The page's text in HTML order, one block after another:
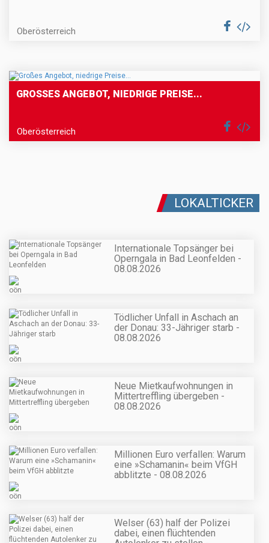
Oberösterreich
GROSSES ANGEBOT, NIEDRIGE PREISE...
Oberösterreich
LOKALTICKER
Internationale Topsänger bei
Operngala in Bad Leonfelden -
08.08.2026
Tödlicher Unfall in Aschach an
der Donau: 33-Jähriger starb -
08.08.2026
Neue Mietkaufwohnungen in
Mittertreffling übergeben -
08.08.2026
Millionen Euro verfallen: Warum
eine »Schamanin« beim VfGH
abblitzte - 08.08.2026
Welser (63) half der Polizei
dabei, einen flüchtenden